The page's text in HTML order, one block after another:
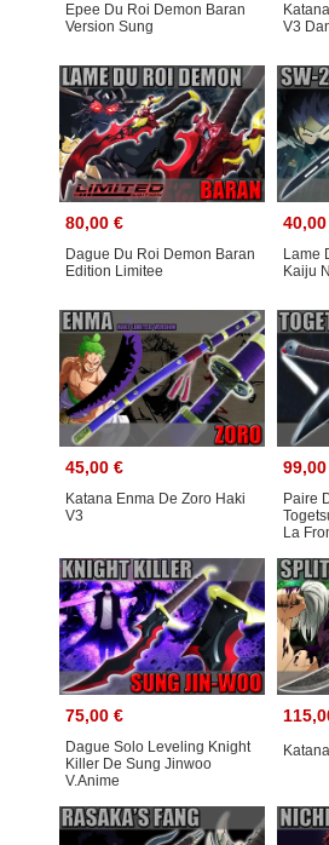
Epee Du Roi Demon Baran
Version Sung
V3
80,00 €
Dague Du Roi Demon Baran
Edition Limitee
Lame
Kaiju
45,00 €
Katana Enma De Zoro Haki
V3
Paire
La
75,00 €
Dague Solo Leveling Knight
Killer De Sung Jinwoo
V.anime